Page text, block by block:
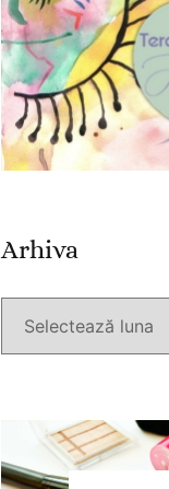
Arhiva